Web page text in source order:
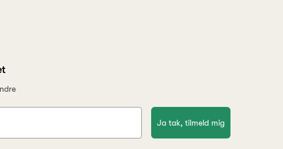
Ja tak, tilmeld mig